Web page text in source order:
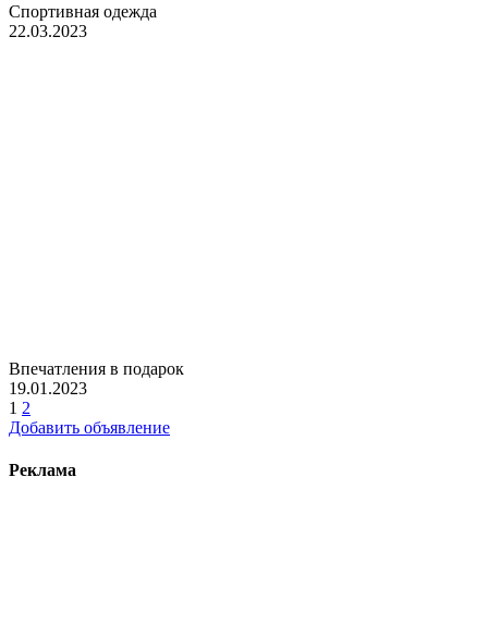
Спортивная одежда
22.03.2023
Впечатления в подарок
19.01.2023
1 2
Добавить объявление
Реклама